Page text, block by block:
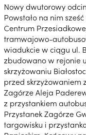
Nowy dwutorowy
Powstało na nim
Centrum
tramwajowo-
wiadukcie w ciągu ul.
zbudowano w rejonie
skrzyżowaniu
przed skrzyżowaniem
Zagórze Aleja
z przystankiem
Przystanek Zagórze
targowisku i